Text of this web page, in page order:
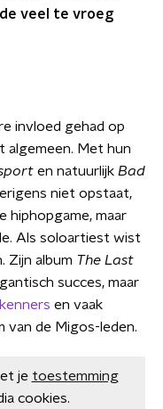
veel te vroeg
invloed gehad op
algemeen. Met hun
en natuurlijk Bad
niet opstaat,
hiphopgame, maar
Als soloartiest wist
Zijn album The Last
succes, maar
en vaak
van de Migos-leden.
je toestemming
cookies.